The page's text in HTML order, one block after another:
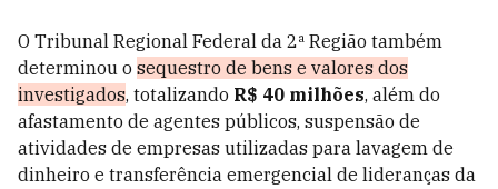
O Tribunal Regional Federal da 2ª Região também
determinou o sequestro de bens e valores dos
investigados, totalizando R$ 40 milhões, além do
afastamento de agentes públicos, suspensão de
atividades de empresas utilizadas para lavagem de
dinheiro e transferência emergencial de lideranças da